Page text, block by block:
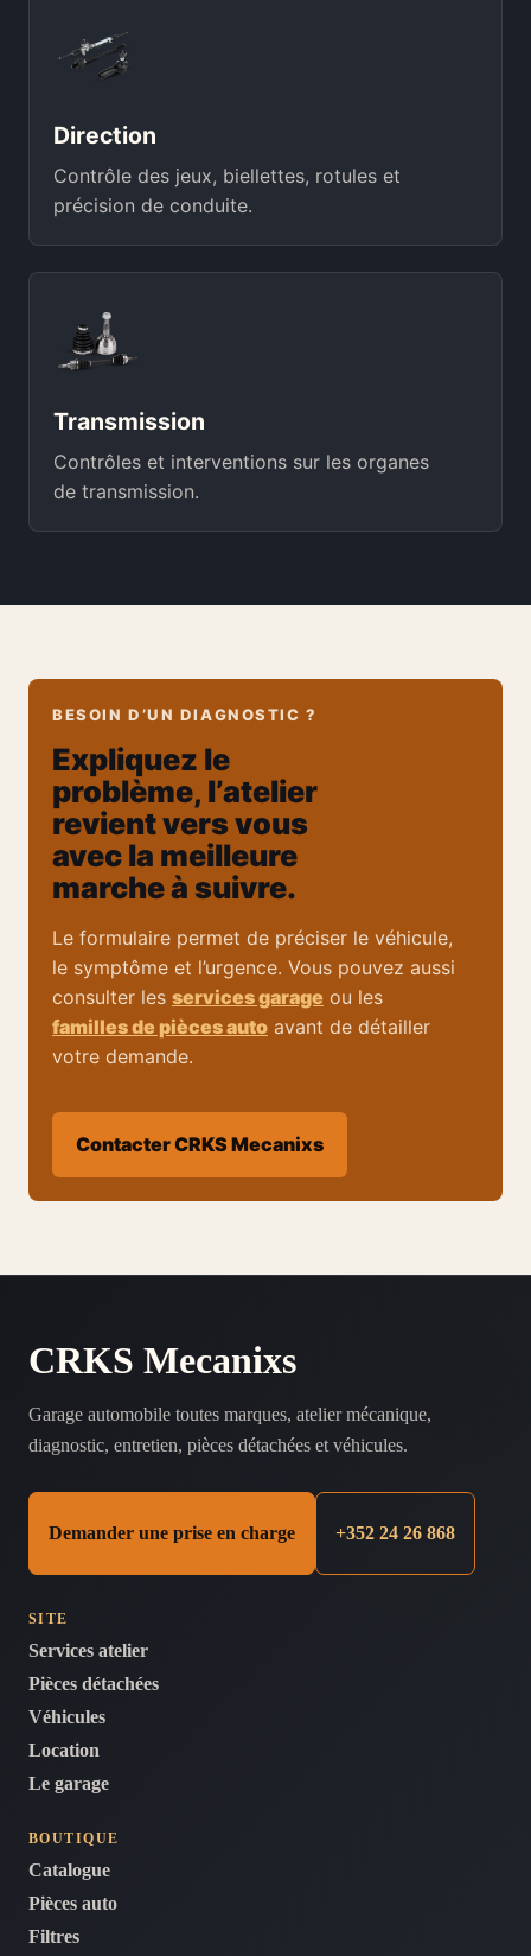
Direction
Contrôle des jeux, biellettes, rotules et
précision de conduite.
Transmission
Contrôles et interventions sur les organes
de transmission.
BESOIN D’UN DIAGNOSTIC ?
Expliquez le
problème, l’atelier
revient vers vous
avec la meilleure
marche à suivre.
Le formulaire permet de préciser le véhicule,
le symptôme et l’urgence. Vous pouvez aussi
consulter les services garage ou les
familles de pièces auto avant de détailler
votre demande.
Contacter CRKS Mecanixs
CRKS Mecanixs
Garage automobile toutes marques, atelier mécanique,
diagnostic, entretien, pièces détachées et véhicules.
Demander une prise en charge +352 24 26 868
SITE
Services atelier
Pièces détachées
Véhicules
Location
Le garage
BOUTIQUE
Catalogue
Pièces auto
Filtres